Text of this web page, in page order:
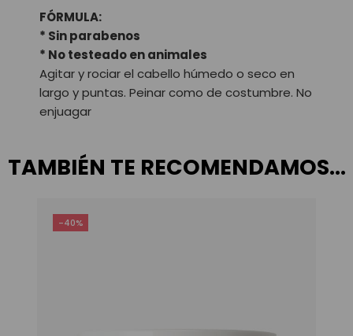
FÓRMULA:
* Sin parabenos
* No testeado en animales
Agitar y rociar el cabello húmedo o seco en
largo y puntas. Peinar como de costumbre. No
enjuagar
TAMBIÉN TE RECOMENDAMOS…
-40%